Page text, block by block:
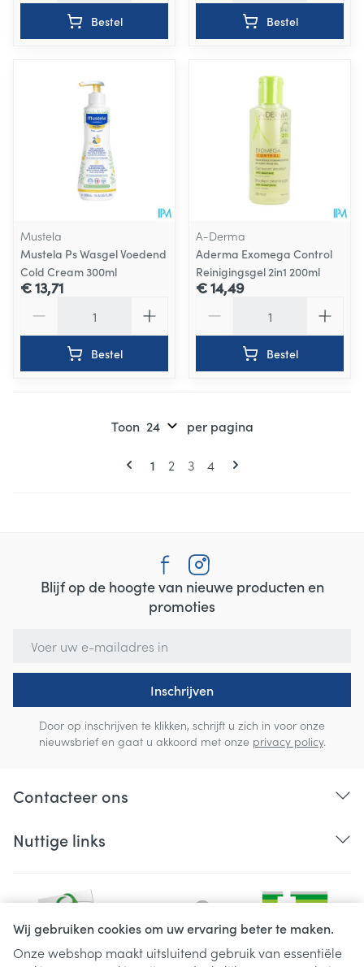
Wij gebruiken cookies om uw ervaring beter te maken.
Onze webshop maakt uitsluitend gebruik van essentiële
Bestel Bestel
Mustela
Mustela Ps Wasgel Voedend
Cold Cream 300ml
€ 13,71
Bestel
A-Derma
Aderma Exomega Control
Reinigingsgel 2in1 200ml
€ 14,49
Bestel
Pagina's
U lees momenteel pagina
1 Pagina
2 Pagina
3 Pagina
4
Toon per pagina
Blijf op de hoogte van nieuwe producten en
promoties
Inschrijven
Door op inschrijven te klikken, schrijft u zich in voor onze
nieuwsbrief en gaat u akkoord met onze privacy policy.
Contacteer ons
Nuttige links